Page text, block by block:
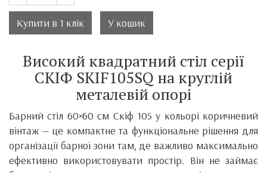
Купити в 1 клік У кошик
Високий квадратний стіл серії
СКІФ SKIF105SQ на круглій
металевій опорі
Барний стіл 60×60 см Скіф 105 у кольорі коричневий
вінтаж — це компактне та функціональне рішення для
організації барної зони там, де важливо максимально
ефективно використовувати простір. Він не займає